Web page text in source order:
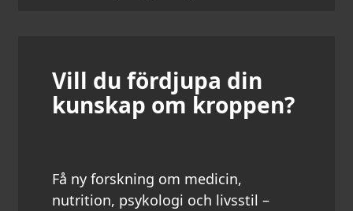
Vill du fördjupa din
kunskap om kroppen?
Få ny forskning om medicin,
nutrition, psykologi och livsstil –